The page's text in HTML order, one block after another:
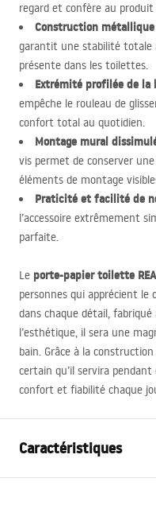
regard et confère au
Construction
garantit une stabilité totale
présente dans les toilettes.
Extrémité profilée de la
empêche le rouleau de
confort total au quotidien.
Montage mural
vis permet de conserver
éléments de montage
Praticité et facilité de
l’accessoire extrêmement
parfaite.
Le porte-papier toilette REA
personnes qui apprécient
dans chaque détail,
l’esthétique, il sera une
bain. Grâce à la construction
certain qu’il servira
confort et fiabilité chaque
Caractéristiques